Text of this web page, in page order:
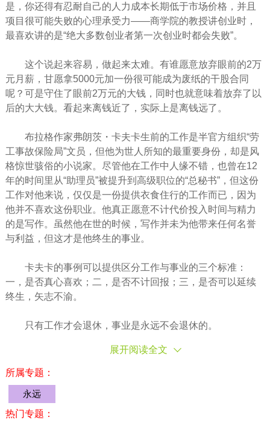
是，你还得有忍耐自己的人力成本长期低于市场价格，并且
项目很可能失败的心理承受力――商学院的教授讲创业时，
最喜欢讲的是“绝大多数创业者第一次创业时都会失败”。
这个说起来容易，做起来太难。有谁愿意放弃眼前的2万
元月薪，甘愿拿5000元加一份很可能成为废纸的干股合同
呢？可是守住了眼前2万元的大钱，同时也就意味着放弃了以
后的大大钱。看起来离钱近了，实际上是离钱远了。
布拉格作家弗朗茨・卡夫卡生前的工作是半官方组织“劳
工事故保险局”文员，但他为世人所知的最重要身份，却是风
格惊世骇俗的小说家。尽管他在工作中人缘不错，也曾在12
年的时间里从“助理员”被提升到高级职位的“总秘书”，但这份
工作对他来说，仅仅是一份提供衣食住行的工作而已，因为
他并不喜欢这份职业。他真正愿意不计代价投入时间与精力
的是写作。虽然他在世的时候，写作并未为他带来任何名誉
与利益，但这才是他终生的事业。
卡夫卡的事例可以提供区分工作与事业的三个标准：
一，是否真心喜欢；二，是否不计回报；三，是否可以延续
终生，矢志不渝。
只有工作才会退休，事业是永远不会退休的。
展开阅读全文
所属专题：
永远
热门专题：